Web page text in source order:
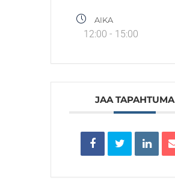
AIKA
12:00 - 15:00
JAA TAPAHTUMA